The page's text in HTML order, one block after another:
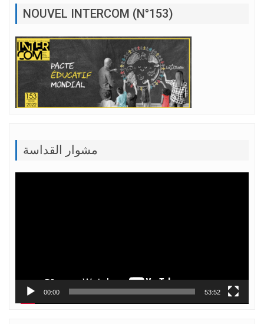
NOUVEL INTERCOM (N°153)
مشوار القداسة
00:00 53:52